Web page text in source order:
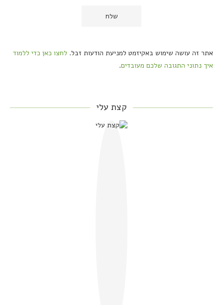
אתר זה עושה שימוש באקיזמט למניעת הודעות זבל. לחצו כאן כדי ללמוד
איך נתוני התגובה שלכם מעובדים.
קצת עלי